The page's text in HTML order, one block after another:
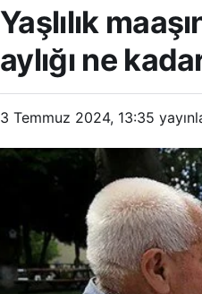
Yaşlılık
aylığı ne
3 Temmuz 2024, 13:35